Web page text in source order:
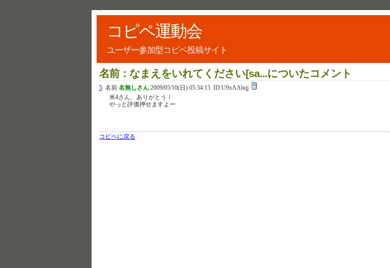
コピペ運動会
ユーザー参加型コピペ投稿サイト
名前：なまえをいれてください[sa...についたコメント
5 名前:名無しさん:2009/05/10(日) 05:34:15 ID:U9xAAhqj
米4さん、ありがとう！
やっと評価押せますよー
コピペに戻る